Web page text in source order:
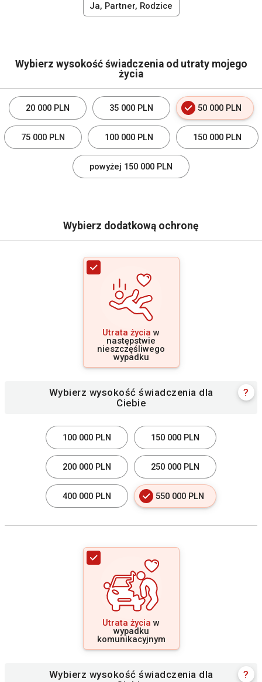
Ja, Partner, Rodzice
Wybierz wysokość świadczenia od utraty mojego
życia
20 000 PLN 35 000 PLN 50 000 PLN
75 000 PLN 100 000 PLN 150 000 PLN
powyżej 150 000 PLN
Wybierz dodatkową ochronę
Utrata życia w
następstwie
nieszczęśliwego
wypadku
Wybierz wysokość świadczenia dla
Ciebie
?
100 000 PLN 150 000 PLN
200 000 PLN 250 000 PLN
400 000 PLN 550 000 PLN
Utrata życia w
wypadku
komunikacyjnym
Wybierz wysokość świadczenia dla
?